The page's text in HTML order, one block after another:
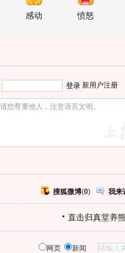
感动 愤怒
新用户注册
搜狐微博(0) 我来
直击归真堂养
网页 新闻